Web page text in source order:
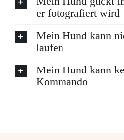
er fotografiert wird
Mein Hund kann
laufen
Mein Hund kann
Kommando